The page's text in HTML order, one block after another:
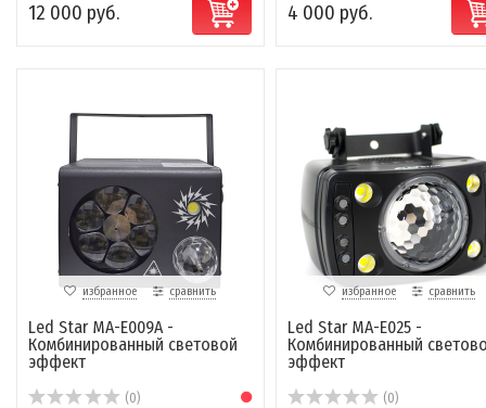
12 000 руб. 4 000 руб.
избранное сравнить
Led Star MA-E009A -
Комбинированный световой
эффект
(0)
избранное сравнить
Led Star MA-E025 -
Комбинированный
эффект
(0)